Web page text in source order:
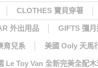
CLOTHES 寶貝穿著
外出用品 GIFTS 彌
育兒系 美國 Ooly 天馬
Le Toy Van 全新完美全配